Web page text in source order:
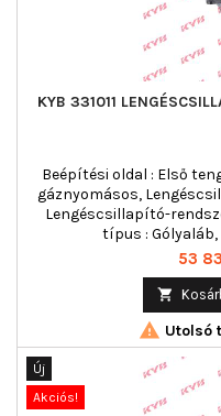
KYB 331011
Beépítési oldal : Első
gáznyomásos,
Lengéscsillapító-
típus : Gólyaláb,
Ár
53

 Utolsó
Új
Akciós!